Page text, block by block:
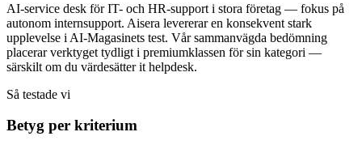
AI-service desk för IT- och HR-support i stora företag — fokus på
autonom internsupport. Aisera levererar en konsekvent stark
upplevelse i AI-Magasinets test. Vår sammanvägda bedömning
placerar verktyget tydligt i premiumklassen för sin kategori —
särskilt om du värdesätterit helpdesk.
Så testade vi
Betyg per kriterium